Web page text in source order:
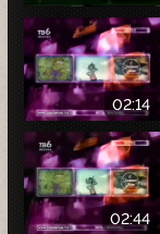
02:14
02:44